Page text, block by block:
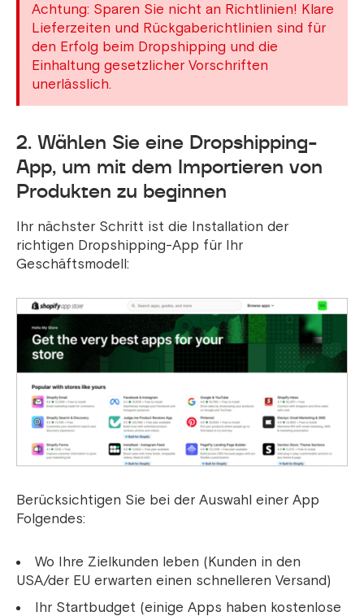
Achtung: Sparen Sie nicht an Richtlinien! Klare
Lieferzeiten und Rückgaberichtlinien sind für
den Erfolg beim Dropshipping und die
Einhaltung gesetzlicher Vorschriften
unerlässlich.
2. Wählen Sie eine Dropshipping-
App, um mit dem Importieren von
Produkten zu beginnen
Ihr nächster Schritt ist die Installation der
richtigen Dropshipping-App für Ihr
Geschäftsmodell:
Berücksichtigen Sie bei der Auswahl einer App
Folgendes:
Wo Ihre Zielkunden leben (Kunden in den
USA/der EU erwarten einen schnelleren Versand)
Ihr Startbudget (einige Apps haben kostenlose